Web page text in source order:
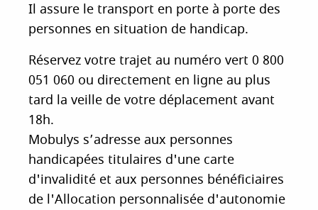
Il assure le transport en porte à porte des
personnes en situation de handicap.
Réservez votre trajet au numéro vert 0 800
051 060 ou directement en ligne au plus
tard la veille de votre déplacement avant
18h.
Mobulys s’adresse aux personnes
handicapées titulaires d'une carte
d'invalidité et aux personnes bénéficiaires
de l'Allocation personnalisée d'autonomie